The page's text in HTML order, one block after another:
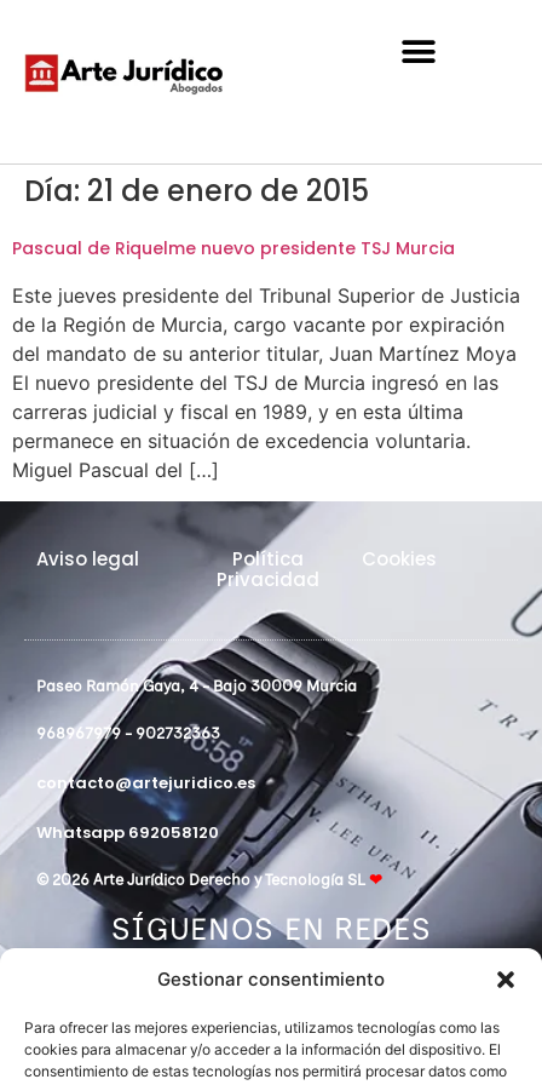
Gestionar consentimiento
Para ofrecer las mejores experiencias, utilizamos tecnologías como las
cookies para almacenar y/o acceder a la información del dispositivo. El
consentimiento de estas tecnologías nos permitirá procesar datos como
Día: 21 de enero de 2015
Pascual de Riquelme nuevo presidente TSJ Murcia
Este jueves presidente del Tribunal Superior de Justicia
de la Región de Murcia, cargo vacante por expiración
del mandato de su anterior titular, Juan Martínez Moya
El nuevo presidente del TSJ de Murcia ingresó en las
carreras judicial y fiscal en 1989, y en esta última
permanece en situación de excedencia voluntaria.
Miguel Pascual del […]
Aviso legal
Política
Privacidad
Cookies
Paseo Ramón Gaya, 4 - Bajo 30009 Murcia
968967979 - 902732363
contacto@artejuridico.es
Whatsapp 692058120
© 2026 Arte Jurídico Derecho y Tecnología SL ❤
SÍGUENOS EN REDES